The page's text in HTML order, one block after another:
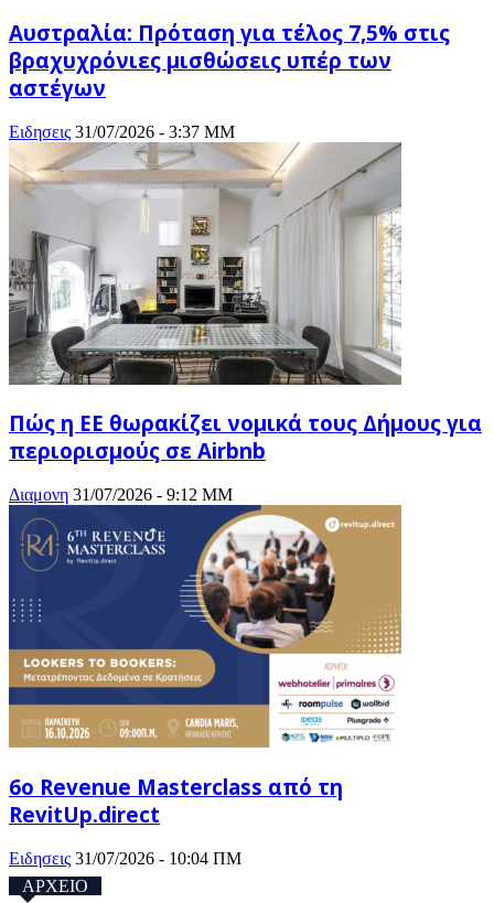
Αυστραλία: Πρόταση για τέλος 7,5% στις
βραχυχρόνιες μισθώσεις υπέρ των
αστέγων
Ειδησεις 31/07/2026 - 3:37 ΜΜ
Πώς η ΕΕ θωρακίζει νομικά τους Δήμους για
περιορισμούς σε Airbnb
Διαμονη 31/07/2026 - 9:12 ΜΜ
6ο Revenue Masterclass από τη
RevitUp.direct
Ειδησεις 31/07/2026 - 10:04 ΠΜ
ΑΡΧΕΙΟ